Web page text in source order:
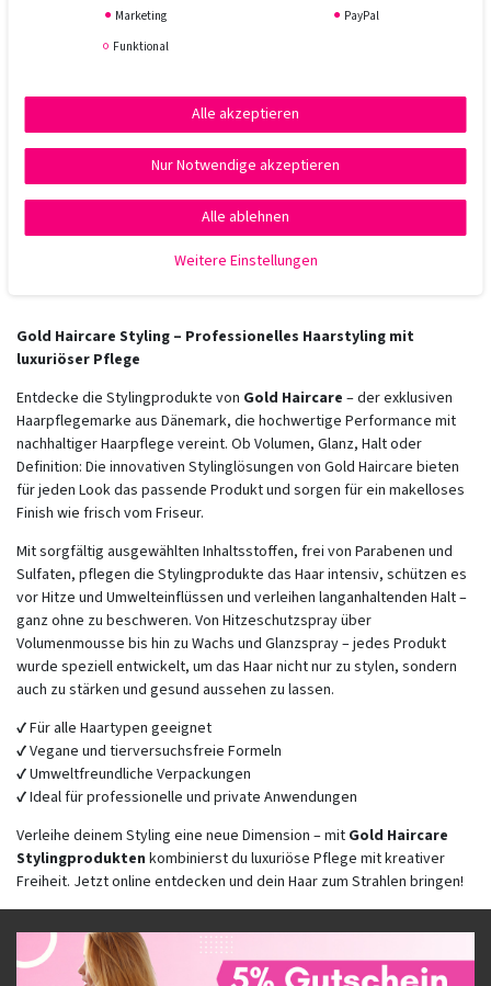
27,55 € *
200Milliliter| 137,75 € / Liter
In den Warenkorb
*inkl. ges. MwSt.zzgl.Versandkosten
Gold Haircare Styling – Professionelles Haarstyling mit
luxuriöser Pflege
Entdecke die Stylingprodukte von Gold Haircare – der exklusiven
Haarpflegemarke aus Dänemark, die hochwertige Performance mit
nachhaltiger Haarpflege vereint. Ob Volumen, Glanz, Halt oder
Definition: Die innovativen Stylinglösungen von Gold Haircare bieten
für jeden Look das passende Produkt und sorgen für ein makelloses
Finish wie frisch vom Friseur.
Mit sorgfältig ausgewählten Inhaltsstoffen, frei von Parabenen und
Sulfaten, pflegen die Stylingprodukte das Haar intensiv, schützen es
vor Hitze und Umwelteinflüssen und verleihen langanhaltenden Halt –
ganz ohne zu beschweren. Von Hitzeschutzspray über
Volumenmousse bis hin zu Wachs und Glanzspray – jedes Produkt
wurde speziell entwickelt, um das Haar nicht nur zu stylen, sondern
auch zu stärken und gesund aussehen zu lassen.
✔ Für alle Haartypen geeignet
✔ Vegane und tierversuchsfreie Formeln
✔ Umweltfreundliche Verpackungen
✔ Ideal für professionelle und private Anwendungen
Verleihe deinem Styling eine neue Dimension – mit Gold Haircare
Stylingprodukten kombinierst du luxuriöse Pflege mit kreativer
Freiheit. Jetzt online entdecken und dein Haar zum Strahlen bringen!
Marketing
PayPal
Funktional
Alle akzeptieren
Nur Notwendige akzeptieren
Alle ablehnen
Weitere Einstellungen